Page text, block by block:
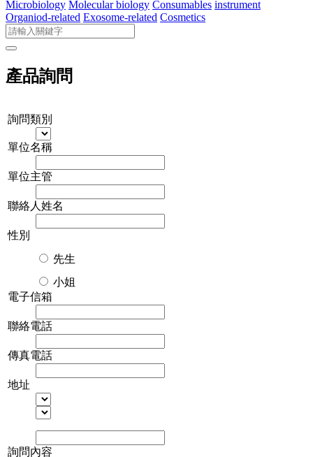
Microbiology Molecular biology Consumables instrument
Organiod-related Exosome-related Cosmetics
產品詢問
詢問類別
單位名稱
單位主管
聯絡人姓名
性別
先生
小姐
電子信箱
聯絡電話
傳真電話
地址
詢問內容